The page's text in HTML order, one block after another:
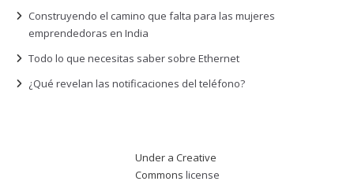
Construyendo el camino que falta para las mujeres
emprendedoras en India
Todo lo que necesitas saber sobre Ethernet
¿Qué revelan las notificaciones del teléfono?
Under a Creative
Commons license